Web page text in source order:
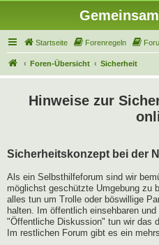
Startseite Forenregeln
Foren-Übersicht Sicherheit
Hinweise zur
Sicherheitskonzept bei der
Als ein Selbsthilfeforum sind wir
möglichst geschützte Umgebung zu
alles tun um Trolle oder böswillige
halten. Im öffentlich einsehbaren
"Öffentliche Diskussion" tun wir das
Im restlichen Forum gibt es ein